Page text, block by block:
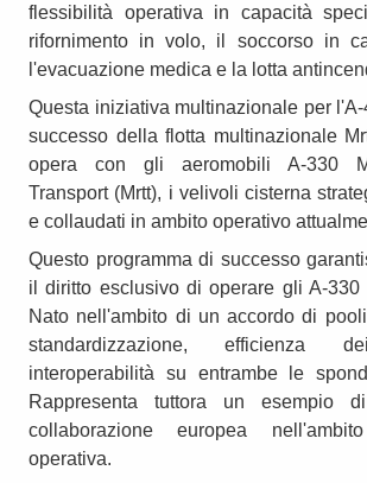
flessibilità operativa in capacità
rifornimento in volo, il soccorso in
l'evacuazione medica e la lotta
Questa iniziativa multinazionale per
successo della flotta multinazionale
opera con gli aeromobili A-330
Transport (Mrtt), i velivoli cisterna
e collaudati in ambito operativo
Questo programma di successo
il diritto esclusivo di operare gli A-330
Nato nell'ambito di un accordo di
standardizzazione,
interoperabilità su entrambe le
Rappresenta tuttora un esempio
collaborazione europea
operativa.